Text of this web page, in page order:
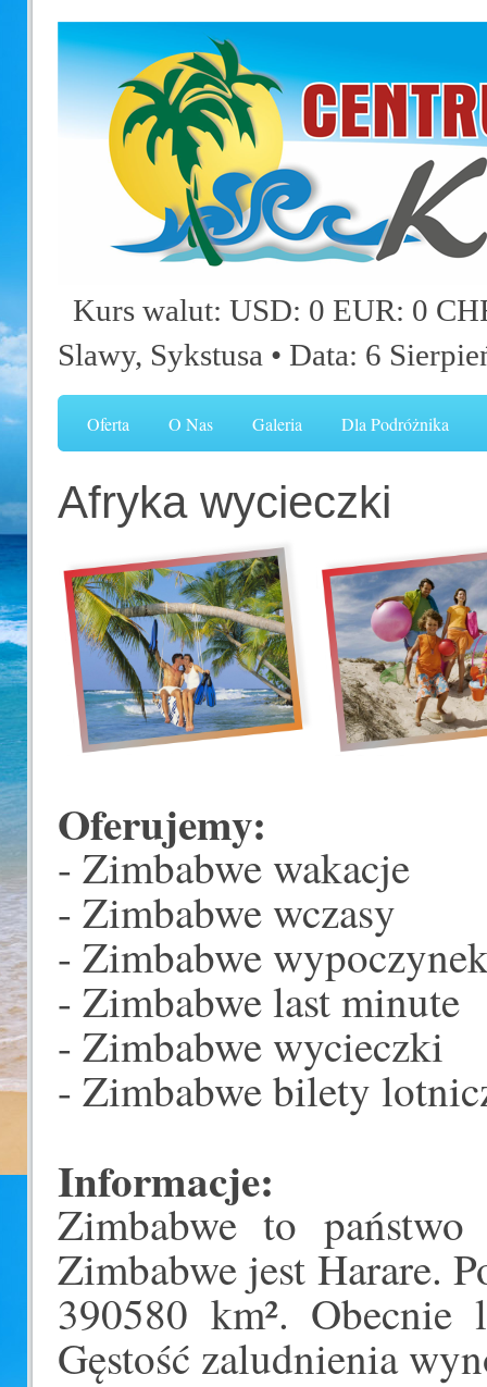
Kurs walut: USD: 0 EUR: 0
Slawy, Sykstusa • Data: 6
Oferta O Nas Galeria Dla Podróżnika
Afryka wycieczki
Oferujemy:
- Zimbabwe wakacje
- Zimbabwe wczasy
- Zimbabwe
- Zimbabwe last minute
- Zimbabwe wycieczki
- Zimbabwe bilety
Informacje:
Zimbabwe to
Zimbabwe jest Harare.
390580 km².
Gęstość zaludnienia